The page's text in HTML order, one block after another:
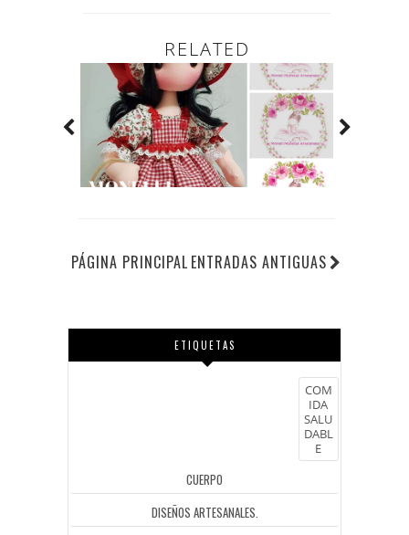
RELATED
ENTRADAS ANTIGUAS
PÁGINA PRINCIPAL
ETIQUETAS
COM
IDA
SALU
DABL
E
CUERPO
DISEÑOS ARTESANALES.